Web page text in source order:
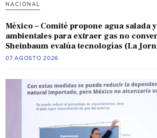
NACIONAL
México – Comité propone agua salada
ambientales para extraer gas no
Sheinbaum evalúa tecnologías (La
07 AGOSTO 2026